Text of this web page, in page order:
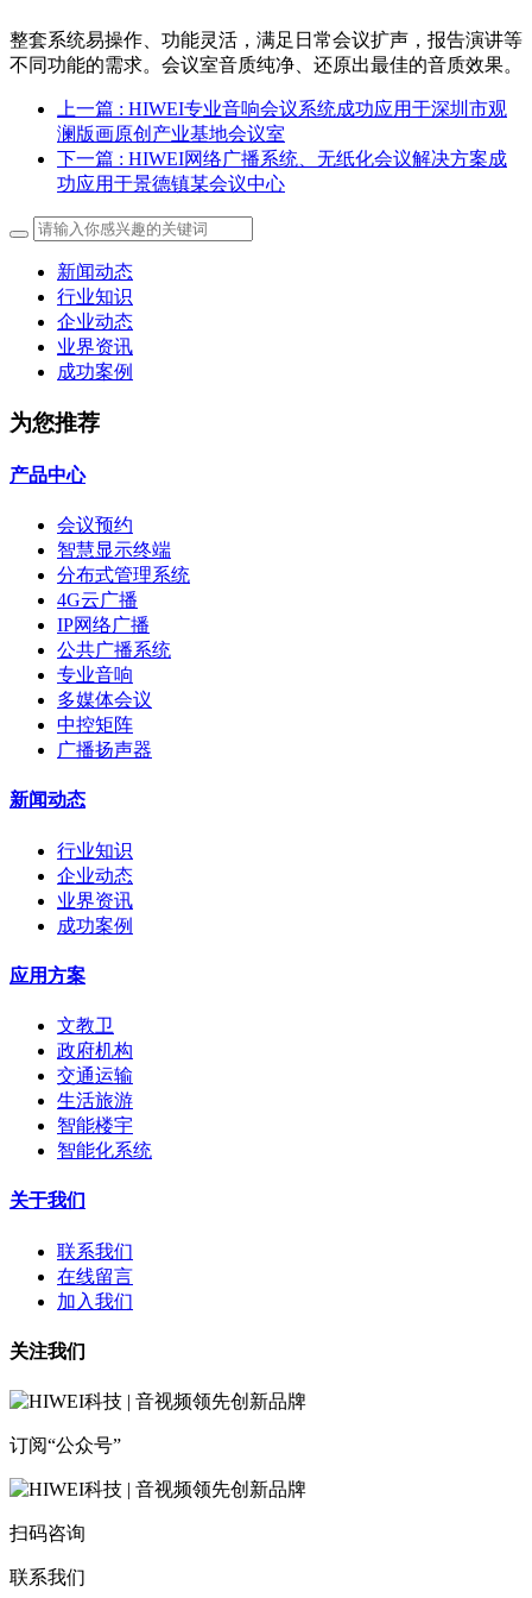
整套系统易操作、功能灵活，满足日常会议扩声，报告演讲等
不同功能的需求。会议室音质纯净、还原出最佳的音质效果。
上一篇 : HIWEI专业音响会议系统成功应用于深圳市观
澜版画原创产业基地会议室
下一篇 : HIWEI网络广播系统、无纸化会议解决方案成
功应用于景德镇某会议中心
新闻动态
行业知识
企业动态
业界资讯
成功案例
为您推荐
产品中心
会议预约
智慧显示终端
分布式管理系统
4G云广播
IP网络广播
公共广播系统
专业音响
多媒体会议
中控矩阵
广播扬声器
新闻动态
行业知识
企业动态
业界资讯
成功案例
应用方案
文教卫
政府机构
交通运输
生活旅游
智能楼宇
智能化系统
关于我们
联系我们
在线留言
加入我们
关注我们
订阅“公众号”
扫码咨询
联系我们